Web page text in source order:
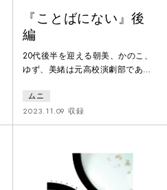
『ことばにない』後
編
20代後半を迎える朝美、かのこ、
ゆず、美緒は元高校演劇部であっ
る。ある日、顧問の先生の訃報と
残された草稿が発見される。「わ
たしはことばそれ自体になりたか
るだけだ」と書かれたそれは、完
成された物語ではなく、レズビア
ンであるというカミングアウトを
ムニ
2023.11.09 収録